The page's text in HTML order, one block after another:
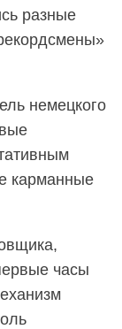
разные
немецкого
карманные
часы